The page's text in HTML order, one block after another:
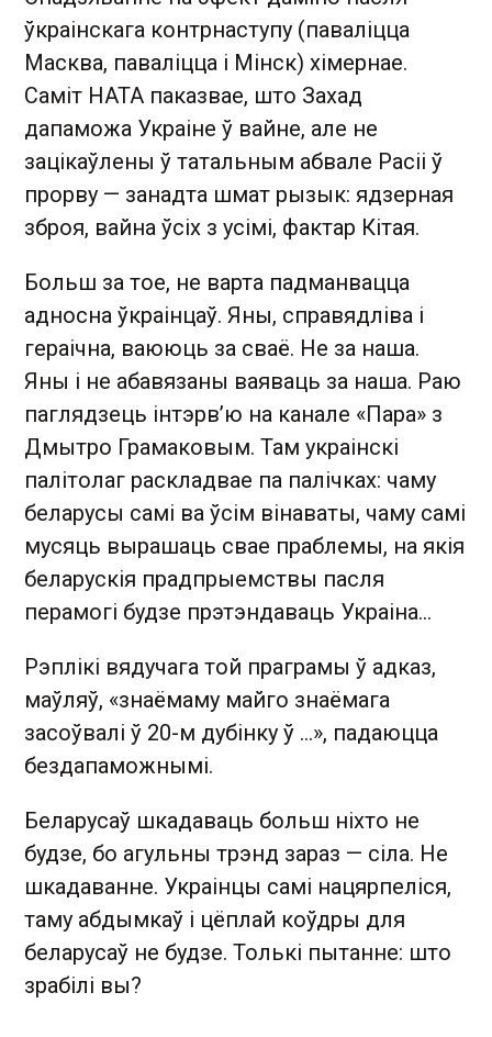
ўкраінскага контрнаступу (паваліцца
Масква, паваліцца і Мінск) хімернае.
Саміт НАТА паказвае, што Захад
дапаможа Украіне ў вайне, але не
зацікаўлены ў татальным абвале Расіі ў
прорву — занадта шмат рызык: ядзерная
зброя, вайна ўсіх з усімі, фактар Кітая.
Больш за тое, не варта падманвацца
адносна ўкраінцаў. Яны, справядліва і
гераічна, ваююць за сваё. Не за наша.
Яны і не абавязаны ваяваць за наша. Раю
паглядзець інтэрв’ю на канале «Пара» з
Дмытро Грамаковым. Там украінскі
палітолаг раскладвае па палічках: чаму
беларусы самі ва ўсім вінаваты, чаму самі
мусяць вырашаць свае праблемы, на якія
беларускія прадпрыемствы пасля
перамогі будзе прэтэндаваць Украіна...
Рэплікі вядучага той праграмы ў адказ,
маўляў, «знаёмаму майго знаёмага
засоўвалі ў 20-м дубінку ў ...», падаюцца
бездапаможнымі.
Беларусаў шкадаваць больш ніхто не
будзе, бо агульны трэнд зараз — сіла. Не
шкадаванне. Украінцы самі нацярпеліся,
таму абдымкаў і цёплай коўдры для
беларусаў не будзе. Толькі пытанне: што
зрабілі вы?